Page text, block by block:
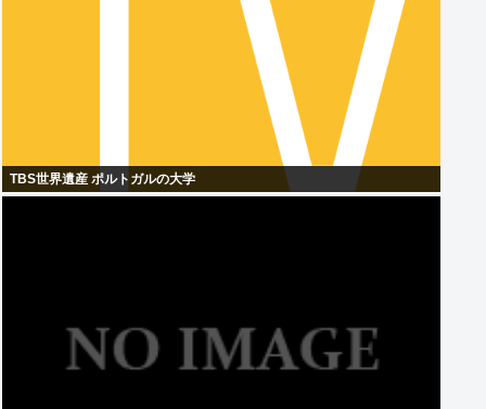
TBS世界遺産 ポルトガルの大学